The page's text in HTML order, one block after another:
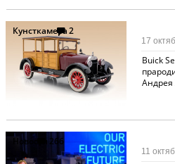
Кунсткамера2
Buick
Андрея
17
Новости266
11